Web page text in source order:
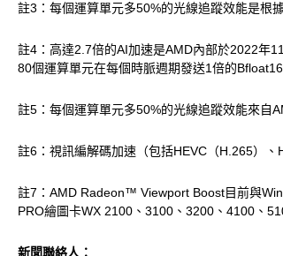
註3：每個運算單元多50%的光線追蹤效能是根
註4：高達2.7倍的AI加速是AMD內部於2022年
80個運算單元在每個時脈週期發送1倍的
註5：每個運算單元多50%的光線追蹤效能來自
註6：視訊編解碼加速（包括HEVC（H.265）
註7：AMD Radeon™ Viewport Boost目前與
PRO繪圖卡WX 2100、3100、3200、4100、
新聞聯絡人：